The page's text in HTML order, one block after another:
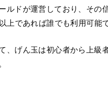
ルドが運営しており、その
上であれば誰でも利用可能で
、げん玉は初心者から上級